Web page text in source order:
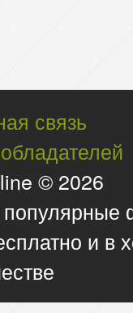
связь
© 2026
и в